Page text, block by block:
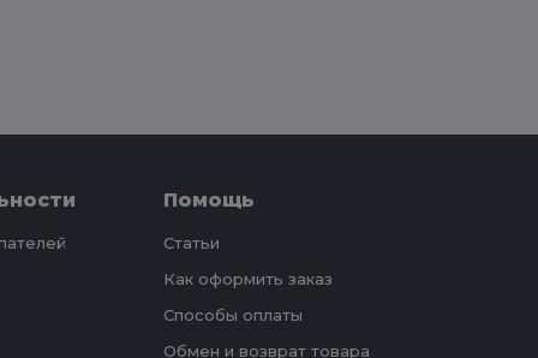
Помощь
Статьи
Как оформить заказ
Способы оплаты
Обмен и возврат товара